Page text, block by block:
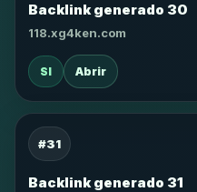
Backlink generado 30
118.xg4ken.com
SI Abrir
#31
Backlink generado 31